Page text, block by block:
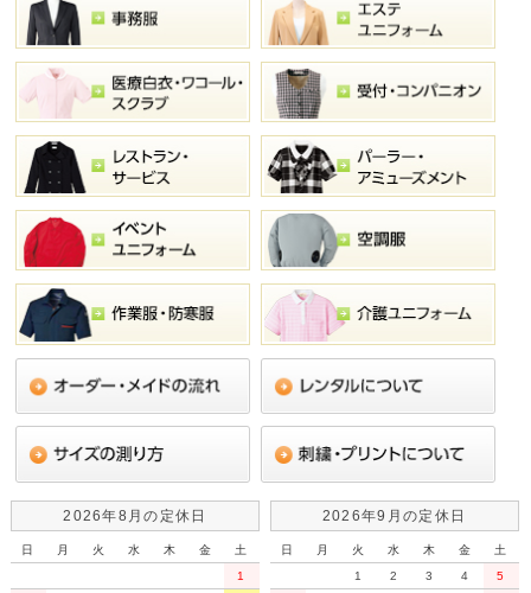
2026年8月の定休日
日 月 火 水 木 金
土
1
2026年9月の定休日
日 月 火 水 木 金
土
1
2 3 4
5